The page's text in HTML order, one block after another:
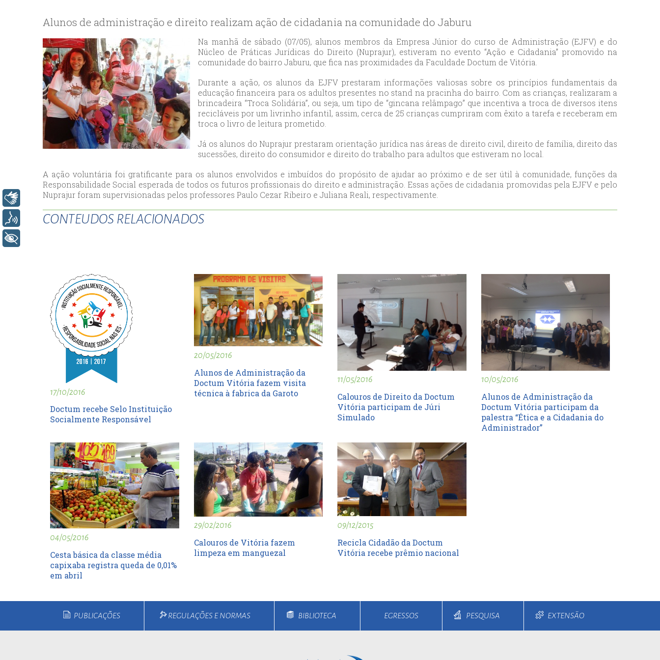
avcılar
escort
bagcılar
escort
beylikduzu
escort
bahcesehir
escort
umraniye
escort
atasehirescort
escort
esenyurt
Alunos de administração e direito realizam ação de cidadania na comunidade do Jaburu
Na manhã de sábado (07/05), alunos membros da Empresa Júnior do curso de Administração (EJFV) e do
Núcleo de Práticas Jurídicas do Direito (Nuprajur), estiveram no evento “Ação e Cidadania” promovido na
comunidade do bairro Jaburu, que fica nas proximidades da Faculdade Doctum de Vitória.
Durante a ação, os alunos da EJFV prestaram informações valiosas sobre os princípios fundamentais da
educação financeira para os adultos presentes no stand na pracinha do bairro. Com as crianças, realizaram a
brincadeira “Troca Solidária”, ou seja, um tipo de “gincana relâmpago” que incentiva a troca de diversos itens
recicláveis por um livrinho infantil, assim, cerca de 25 crianças cumpriram com êxito a tarefa e receberam em
troca o livro de leitura prometido.
Já os alunos do Nuprajur prestaram orientação jurídica nas áreas de direito civil, direito de família, direito das
sucessões, direito do consumidor e direito do trabalho para adultos que estiveram no local.
A ação voluntária foi gratificante para os alunos envolvidos e imbuídos do propósito de ajudar ao próximo e de ser útil à comunidade, funções da
Responsabilidade Social esperada de todos os futuros profissionais do direito e administração. Essas ações de cidadania promovidas pela EJFV e pelo
Nuprajur foram supervisionadas pelos professores Paulo Cezar Ribeiro e Juliana Reali, respectivamente.
CONTEUDOS RELACIONADOS
17/10/2016
Doctum recebe Selo Instituição
Socialmente Responsável
20/05/2016
Alunos de Administração da
Doctum Vitória fazem visita
técnica à fabrica da Garoto
11/05/2016
Calouros de Direito da Doctum
Vitória participam de Júri
Simulado
10/05/2016
Alunos de Administração da
Doctum Vitória participam da
palestra “Ética e a Cidadania do
Administrador”
04/05/2016
Cesta básica da classe média
capixaba registra queda de 0,01%
em abril
29/02/2016
Calouros de Vitória fazem
limpeza em manguezal
09/12/2015
Recicla Cidadão da Doctum
Vitória recebe prêmio nacional
PUBLICAÇÕES REGULAÇÕES E NORMAS BIBLIOTECA EGRESSOS PESQUISA EXTENSÃO
Libras